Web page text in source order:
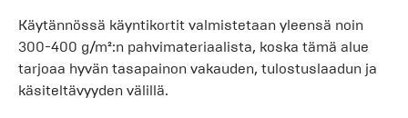
Käytännössä käyntikortit valmistetaan yleensä noin
300-400 g/m²:n pahvimateriaalista, koska tämä alue
tarjoaa hyvän tasapainon vakauden, tulostuslaadun ja
käsiteltävyyden välillä.